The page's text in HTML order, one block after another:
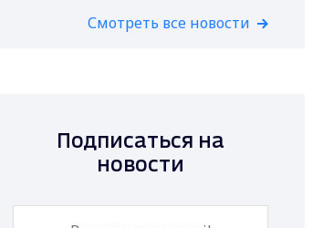
Смотреть все новости
Подписаться на
новости